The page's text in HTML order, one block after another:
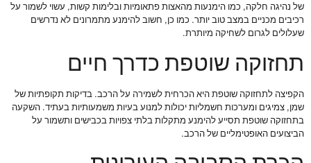
של נהיגה חלקה, כמו הימנעות מהאצות פתאומיות ובלימות קשות, עשוי לשמור על
רכיבים מכניים במצב טוב יותר. כמו כן, חשוב להימנע מתמרונים לא נדרשים
שעלולים לגרום לשחיקה מיותרת.
תחזוקה שוטפת כדרך חיים
הקפיצה לתחזוקה שוטפת היא הכרחית לשמירה על הרכב. בדיקות תקופתיות של
שמן, צמיגים ומערכות חשמליות יכולות למנוע בעיות משמעותיות בעתיד. השקעה
בתחזוקה שוטפת תסייע להימנע מתקלות בלתי צפויות בכבישים ותשמור על
הביצועים האופטימליים של הרכב.